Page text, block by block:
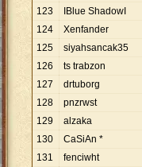
123
IBlue ShadowI
124
Xenfander
125
siyahsancak35
126
ts trabzon
127
drtuborg
128
pnzrwst
129
alzaka
130
CaSiAn *
131
fenciwht